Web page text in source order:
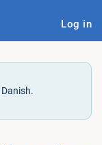
Log in